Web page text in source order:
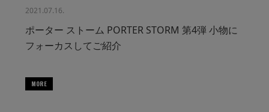
2021.07.16.
ポーター ストーム PORTER STORM 第4弾 小物に
フォーカスしてご紹介
MORE